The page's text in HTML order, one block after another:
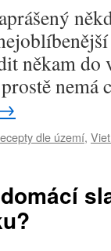
někam do
nemá
dle území,